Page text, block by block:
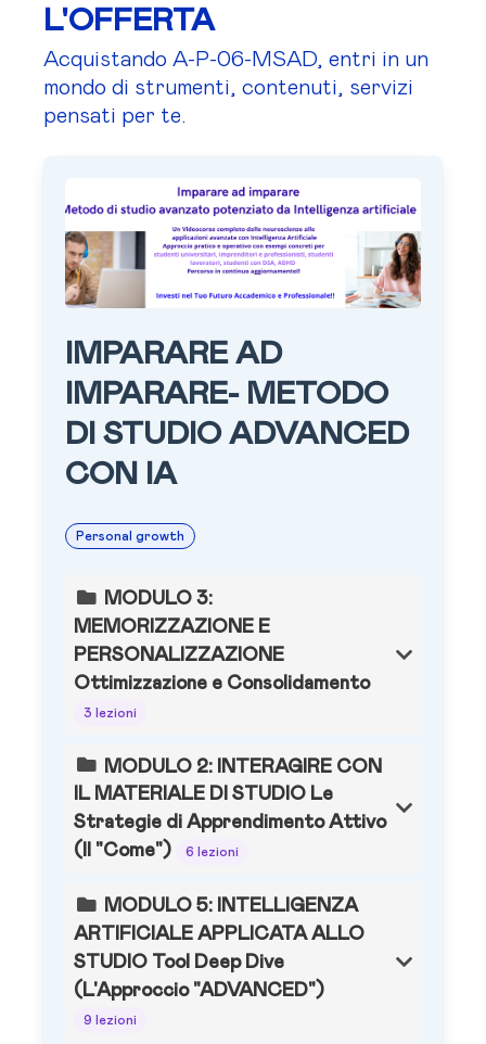
L'OFFERTA
Acquistando A-P-06-MSAD, entri in un
mondo di strumenti, contenuti, servizi
pensati per te.
IMPARARE AD
IMPARARE- METODO
DI STUDIO ADVANCED
CON IA
Personal growth
MODULO 3:
MEMORIZZAZIONE E
PERSONALIZZAZIONE
Ottimizzazione e Consolidamento
3 lezioni
MODULO 2: INTERAGIRE CON
IL MATERIALE DI STUDIO Le
Strategie di Apprendimento Attivo
(Il "Come")
6 lezioni
MODULO 5: INTELLIGENZA
ARTIFICIALE APPLICATA ALLO
STUDIO Tool Deep Dive
(L'Approccio "ADVANCED")
9 lezioni